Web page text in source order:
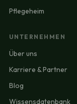
Pflegeheim
UNTERNEHMEN
Über uns
Karriere & Partner
Blog
Wissensdatenbank